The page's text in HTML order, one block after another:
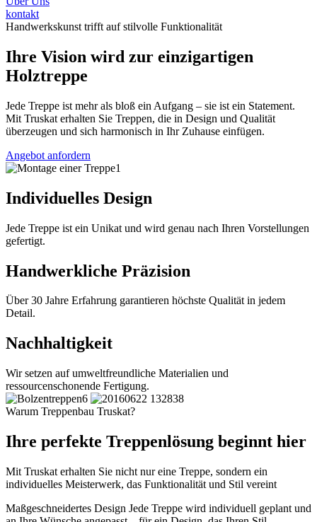
kontakt
Handwerkskunst trifft auf stilvolle Funktionalität
Ihre Vision wird zur einzigartigen
Holztreppe
Jede Treppe ist mehr als bloß ein Aufgang – sie ist ein Statement.
Mit Truskat erhalten Sie Treppen, die in Design und Qualität
überzeugen und sich harmonisch in Ihr Zuhause einfügen.
Angebot anfordern
Individuelles Design
Jede Treppe ist ein Unikat und wird genau nach Ihren Vorstellungen
gefertigt.
Handwerkliche Präzision
Über 30 Jahre Erfahrung garantieren höchste Qualität in jedem
Detail.
Nachhaltigkeit
Wir setzen auf umweltfreundliche Materialien und
ressourcenschonende Fertigung.
Warum Treppenbau Truskat?
Ihre perfekte Treppenlösung beginnt hier
Mit Truskat erhalten Sie nicht nur eine Treppe, sondern ein
individuelles Meisterwerk, das Funktionalität und Stil vereint
Maßgeschneidertes Design Jede Treppe wird individuell geplant und